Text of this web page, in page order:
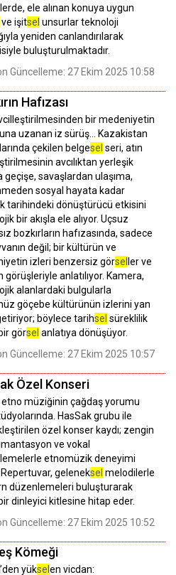
ele alınan konuya uygun
ve işitsel unsurlar teknoloji
yeniden canlandırılarak
buluşturulmaktadır.
Güncelleme: 27 Ekim 2025 10:58
Hafızası
bir medeniyetin
uzanan iz sürüş… Kazakistan
çekilen belgesel seri, atın
avcılıktan yerleşik
geçişe, savaşlardan ulaşıma,
sosyal hayata kadar
tarihindeki dönüştürücü etkisini
bir akışla ele alıyor. Uçsuz
bozkırların hafızasında, sadece
değil; bir kültürün ve
izleri benzersiz görsel ler ve
görüşleriyle anlatılıyor. Kamera,
alanlardaki bulgularla
göçebe kültürünün izlerini yan
böylece tarihsel süreklilik
görsel anlatıya dönüşüyor.
Güncelleme: 27 Ekim 2025 10:57
Özel Konseri
etno müziğinin çağdaş yorumu
HasSak grubu ile
özel konser kaydı; zengin
ve vokal
etnomüzik deneyimi
geleneksel melodilerle
düzenlemeleri buluşturarak
dinleyici kitlesine hitap eder.
Güncelleme: 27 Ekim 2025 10:52
Kömeği
yüksel en vicdan: